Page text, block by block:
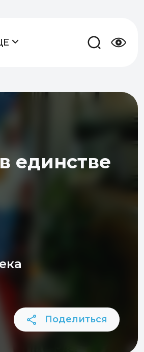
единстве
Поделиться